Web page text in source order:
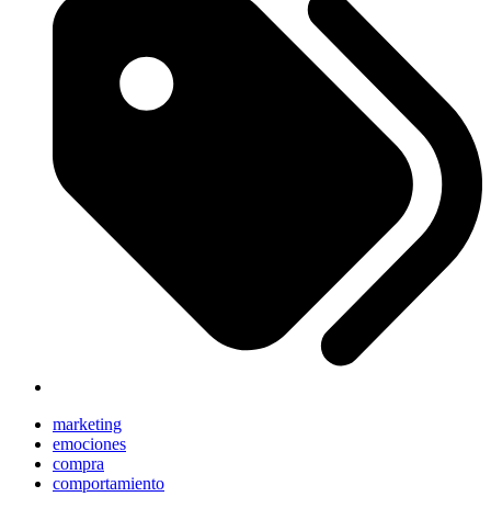
marketing
emociones
compra
comportamiento